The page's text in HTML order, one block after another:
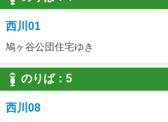
4
西川01
鳩ヶ谷公団住宅ゆき
のりば： 5
5
西川08